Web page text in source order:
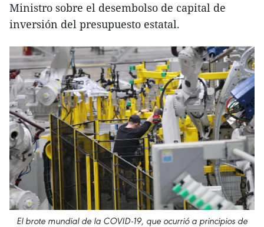
Ministro sobre el desembolso de capital de
inversión del presupuesto estatal.
El brote mundial de la COVID-19, que ocurrió a principios de